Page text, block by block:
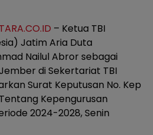
– Ketua TBI
Jatim Aria Duta
Nailul Abror sebagai
di Sekertariat TBI
Surat Keputusan No. Kep
Kepengurusan
2024-2028, Senin